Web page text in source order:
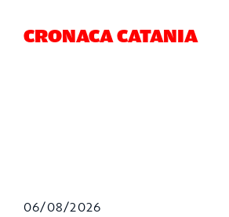
CRONACA CATANIA
06/08/2026